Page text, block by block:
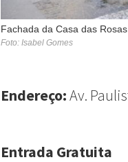
Fachada da Casa das Rosas.
Foto: Isabel Gomes
Endereço:Av.
Entrada Gratuita